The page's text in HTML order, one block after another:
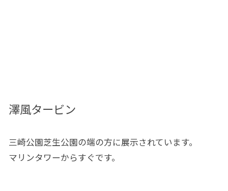
澤風タービン
三崎公園芝生公園の端の方に展示されています。
マリンタワーからすぐです。